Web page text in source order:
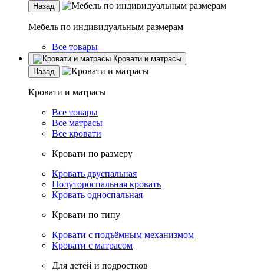
Назад
Мебель по индивидуальным размерам
Все товары
Кровати и матрасы
Назад
Кровати и матрасы
Все товары
Все матрасы
Все кровати
Кровати по размеру
Кровать двуспальная
Полутороспальная кровать
Кровать односпальная
Кровати по типу
Кровати с подъёмным механизмом
Кровати с матрасом
Для детей и подростков